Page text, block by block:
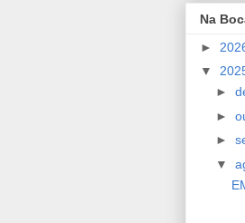
Na
►
▼
►
►
►
▼